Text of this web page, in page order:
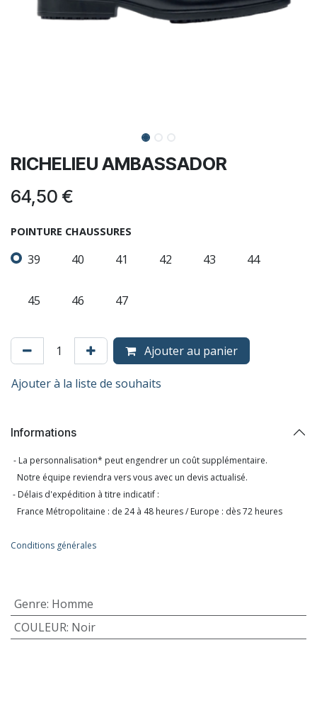
RICHELIEU AMBASSADOR
64,50 €
POINTURE CHAUSSURES
39 40 41 42 43 44
45 46 47
Ajouter au panier
Ajouter à la liste de souhaits
Informations
- La personnalisation* peut engendrer un coût supplémentaire.
Notre équipe reviendra vers vous avec un devis actualisé.
- Délais d'expédition à titre indicatif :
France Métropolitaine : de 24 à 48 heures / Europe : dès 72 heures
Conditions générales
Genre: Homme
COULEUR: Noir